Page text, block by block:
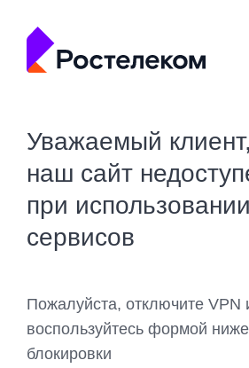
Уважаемый клиент,
наш сайт
при
сервисов
Пожалуйста, отключите VPN
воспользуйтесь формой
блокировки